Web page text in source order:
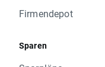
Firmendepot
Sparen